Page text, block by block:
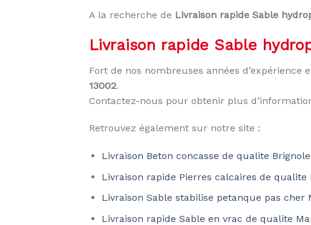
A la recherche de Livraison rapide Sable
Livraison rapide Sable
Fort de nos nombreuses années
13002.
Contactez-nous pour obtenir plus
Retrouvez également sur notre site :
Livraison Beton concasse de qualite
Livraison rapide Pierres calcaires de qualite
Livraison Sable stabilise petanque pas cher
Livraison rapide Sable en vrac de qualite